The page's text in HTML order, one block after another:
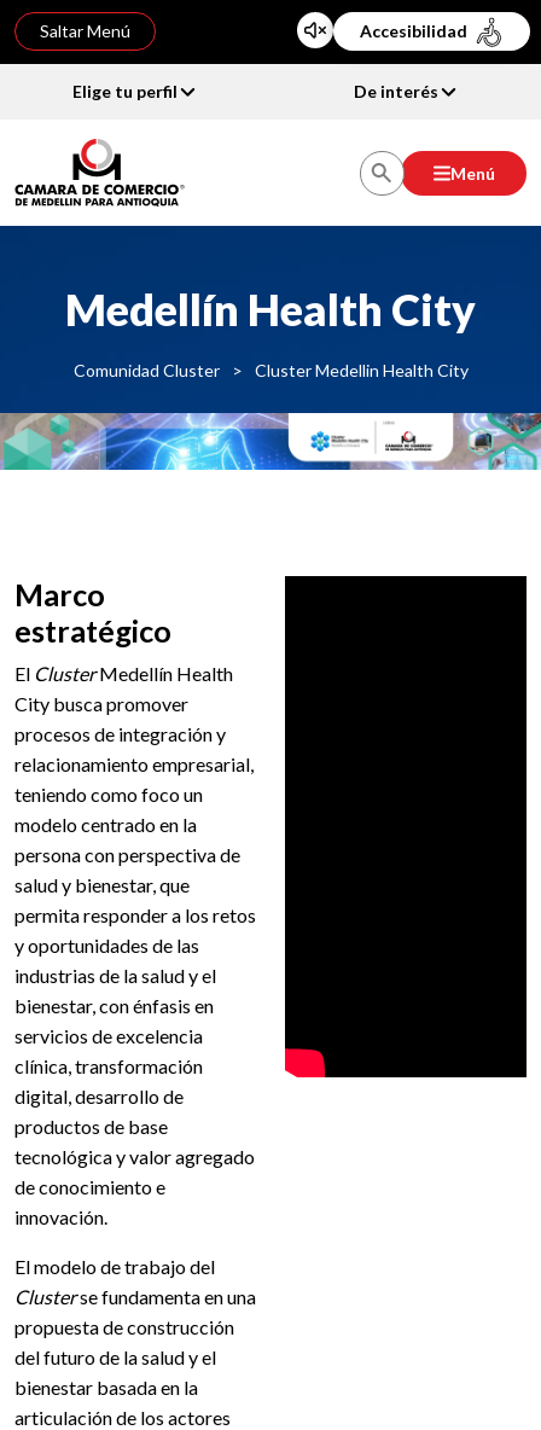
Saltar Menú Accesibilidad
Elige tu perfil De interés
Menú
Medellín Health City
Comunidad Cluster > Cluster Medellin Health City
Marco
estratégico
El ClusterMedellín Health
City busca promover
procesos de integración y
relacionamiento empresarial,
teniendo como foco un
modelo centrado en la
persona con perspectiva de
salud y bienestar, que
permita responder a los retos
y oportunidades de las
industrias de la salud y el
bienestar, con énfasis en
servicios de excelencia
clínica, transformación
digital, desarrollo de
productos de base
tecnológica y valor agregado
de conocimiento e
innovación.
El modelo de trabajo del
Clusterse fundamenta en una
propuesta de construcción
del futuro de la salud y el
bienestar basada en la
articulación de los actores